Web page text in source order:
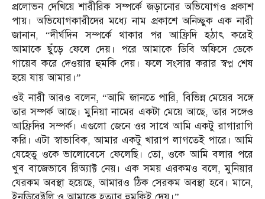
প্রলোভন দেখিয়ে শারীরিক সম্পর্কে জড়ানোর অভিযোগও প্রকাশ
পায়। অভিযোগকারীদের মধ্যে নাম প্রকাশে অনিচ্ছুক এক নারী
জানান, “দীর্ঘদিন সম্পর্কে থাকার পর আফ্রিদি হঠাৎ করেই
আমাকে ছুঁড়ে ফেলে দেয়। পরে আমাকে ডিবি অফিসে ডেকে
গায়েব করে দেওয়ার হুমকি দেয়। ফলে সংসার করার স্বপ্ন শেষ
হয়ে যায় আমার।”
ওই নারী আরও বলেন, “আমি জানতে পারি, বিভিন্ন মেয়ের সঙ্গে
তার সম্পর্ক আছে। মুনিয়া নামের একটা মেয়ে আছে, তার সঙ্গেও
আফ্রিদির সম্পর্ক। এগুলো জেনে ওর সাথে আমি একটু রাগারাগি
করি। এটা স্বাভাবিক, আমার একটু খারাপ লাগতেই পারে। আমি
যেহেতু ওকে ভালোবেসে ফেলেছি। তো, ওকে আমি বলার পরে
খুব বাজেভাবে রিঅ্যাক্ট নেয়। এক সময় এরকমও বলে, মুনিয়ার
যেরকম অবস্থা হয়েছে, আমারও ঠিক সেরকম অবস্থা হবে। মানে,